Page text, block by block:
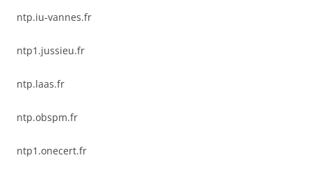
ntp.iu-vannes.fr
ntp1.jussieu.fr
ntp.laas.fr
ntp.obspm.fr
ntp1.onecert.fr